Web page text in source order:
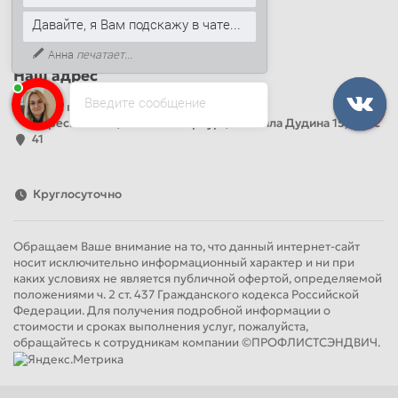
+7 (499) 444-14-71
info@sandwichpanelsvspb.ru
Наш адрес
Офис продаж
Адрес: Россия, Санкт-Петербург, Михаила Дудина 15, офис
41
Круглосуточно
Обращаем Ваше внимание на то, что данный интернет-сайт
носит исключительно информационный характер и ни при
каких условиях не является публичной офертой, определяемой
положениями ч. 2 ст. 437 Гражданского кодекса Российской
Федерации. Для получения подробной информации о
стоимости и сроках выполнения услуг, пожалуйста,
обращайтесь к сотрудникам компании ©ПРОФЛИСТСЭНДВИЧ.
Введите сообщение
Давайте, я Вам подскажу в чате...
Анна печатает...